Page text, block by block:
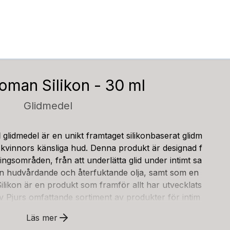
Silikon - 30 ml
Glidmedel
är en unikt framtaget silikonbaserat glidm
känsliga hud. Denna produkt är designad f
från att underlätta glid under intimt sa
hudvårdande och återfuktande olja, samt som en
är en produkt som framför allt har utvecklats
Pjurs omfattande sortiment av produkter för intim
mot huden. Pjur Woman Silikon är en dryg och kla
Läs mer